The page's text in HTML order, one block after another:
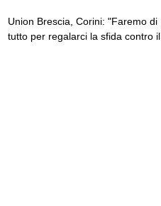
Union Brescia, Corini: "Faremo di
tutto per regalarci la sfida contro il